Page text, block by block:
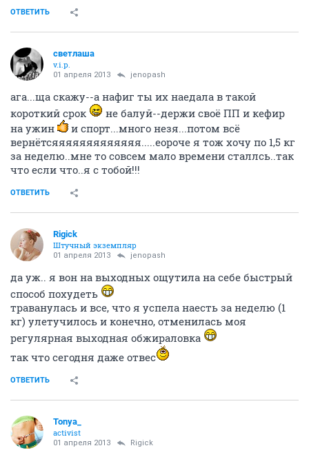
ОТВЕТИТЬ
светлаша
v.i.p.
01 апреля 2013 jenopash
ага...ща скажу--а нафиг ты их наедала в такой
короткий срок
не балуй--держи своё ПП и кефир
на ужин
и спорт...много незя...потом всё
вернётсяяяяяяяяяяяяя.....еороче я тож хочу по 1,5 кг
за неделю..мне то совсем мало времени сталлсь..так
что если что..я с тобой!!!
ОТВЕТИТЬ
Rigick
Штучный экземпляр
01 апреля 2013 jenopash
да уж.. я вон на выходных ощутила на себе быстрый
способ похудеть
траванулась и все, что я успела наесть за неделю (1
кг) улетучилось и конечно, отменилась моя
регулярная выходная обжираловка
так что сегодня даже отвес
ОТВЕТИТЬ
Tonya_
activist
01 апреля 2013 Rigick